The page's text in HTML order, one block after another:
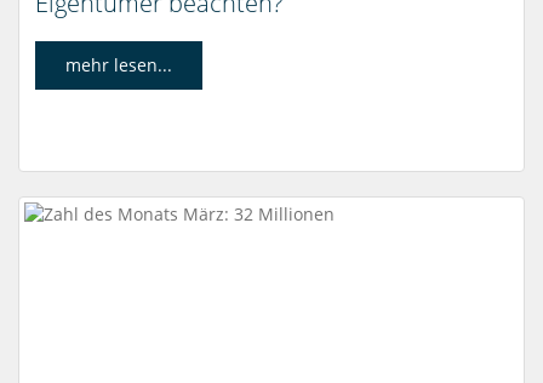
mehr lesen...